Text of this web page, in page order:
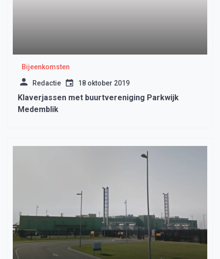
Bijeenkomsten
Redactie 18 oktober 2019
Klaverjassen met buurtvereniging Parkwijk
Medemblik